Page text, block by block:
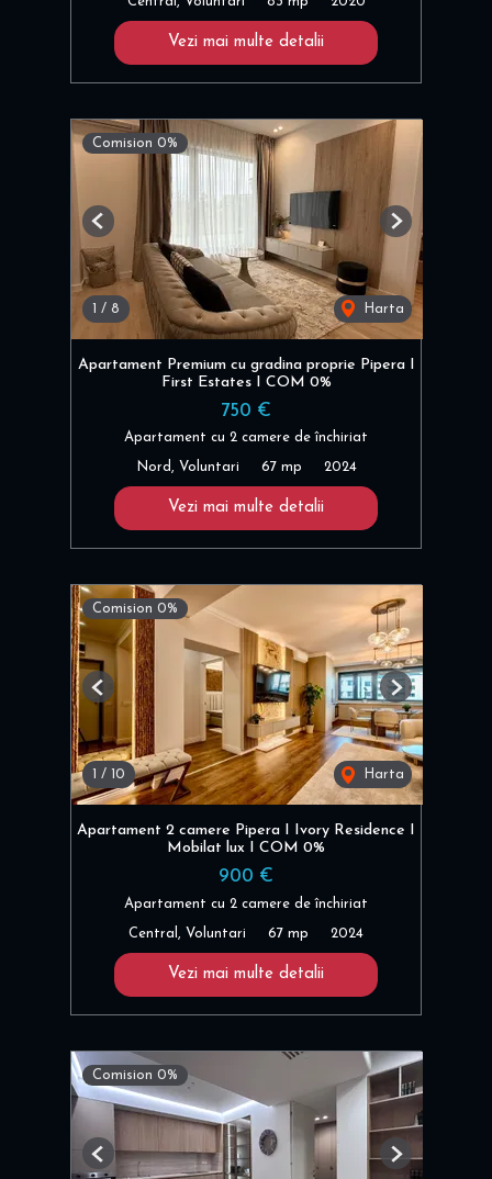
Vezi mai multe detalii
Comision 0%
1 / 8 Harta
Previous Next
Apartament Premium cu gradina proprie Pipera I
First Estates I COM 0%
750 €
Apartament cu 2 camere de închiriat
Nord, Voluntari 67 mp 2024
Vezi mai multe detalii
Comision 0%
/ 10 Harta
Previous Next
Apartament 2 camere Pipera I Ivory Residence I
Mobilat lux I COM 0%
900 €
Apartament cu 2 camere de închiriat
Central, Voluntari 67 mp 2024
Vezi mai multe detalii
Comision 0%
Previous Next